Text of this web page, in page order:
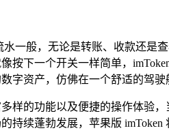
一般，无论是转账、收款还
按下一个开关一样简单，
字资产，仿佛在一个舒适的驾驶
样的功能以及便捷的操作体验
续蓬勃发展，苹果版